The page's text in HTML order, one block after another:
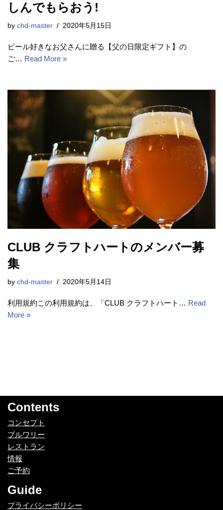
しんでもらおう!
by chd-master 2020年5月15日
ビール好きなお父さんに贈る【父の日限定ギフト】の
ご… Read More »
CLUB クラフトハートのメンバー募
集
by chd-master 2020年5月14日
利用規約この利用規約は、「CLUB クラフトハート… Read
More »
Contents
コンセプト
ブルワリー
レストラン
情報
ご予約
Guide
プライバシーポリシー